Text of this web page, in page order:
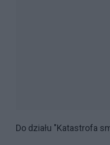
Do działu "Katastrofa